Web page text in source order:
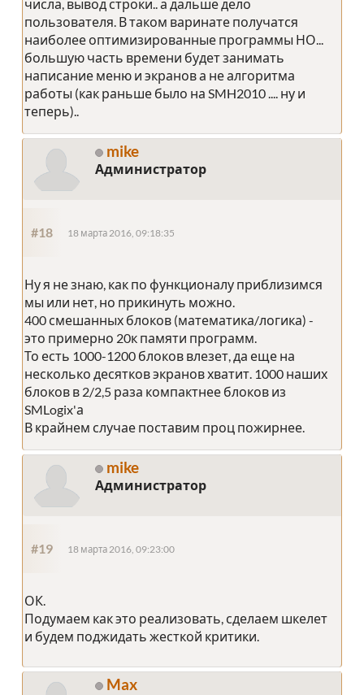
числа, вывод строки.. а дальше дело
пользователя. В таком варинате получатся
наиболее оптимизированные программы НО...
большую часть времени будет занимать
написание меню и экранов а не алгоритма
работы (как раньше было на SMH2010 .... ну и
теперь)..
mike
Администратор
#18 18 марта 2016, 09:18:35
Ну я не знаю, как по функционалу приблизимся
мы или нет, но прикинуть можно.
400 смешанных блоков (математика/логика) -
это примерно 20к памяти программ.
То есть 1000-1200 блоков влезет, да еще на
несколько десятков экранов хватит. 1000 наших
блоков в 2/2,5 раза компактнее блоков из
SMLogix'а
В крайнем случае поставим проц пожирнее.
mike
Администратор
#19 18 марта 2016, 09:23:00
ОК.
Подумаем как это реализовать, сделаем шкелет
и будем поджидать жесткой критики.
Max